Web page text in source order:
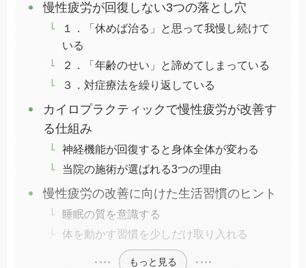
慢性疲労が回復しない3つの落とし穴
１．「休めば治る」と思って我慢し続けて
いる
２．「年齢のせい」と諦めてしまっている
３．対症療法を繰り返している
カイロプラクティックで慢性疲労が改善す
る仕組み
神経機能が回復すると身体全体が変わる
当院の施術が選ばれる3つの理由
慢性疲労の改善に向けた生活習慣のヒント
睡眠の質を意識する
体を動かす習慣を少しだけ取り入れる
もっと見る